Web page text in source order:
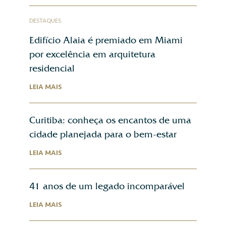
DESTAQUES
Edifício Alaia é premiado em Miami
por excelência em arquitetura
residencial
LEIA MAIS
Curitiba: conheça os encantos de uma
cidade planejada para o bem-estar
LEIA MAIS
41 anos de um legado incomparável
LEIA MAIS